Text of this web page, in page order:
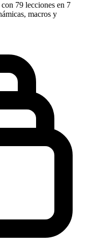
79 lecciones en 7
macros y